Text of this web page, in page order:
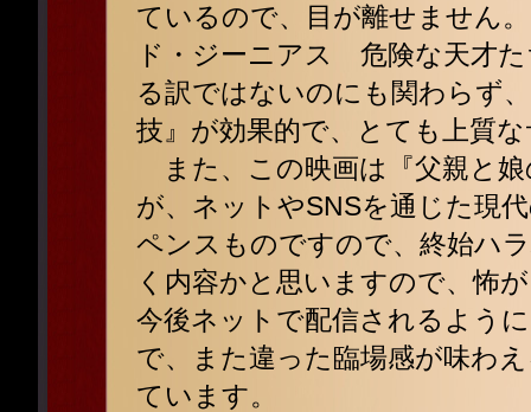
ているので、目が離せません
ド・ジーニアス 危険な天才
る訳ではないのにも関わらず
技』が効果的で、とても上質
また、この映画は『父親と
が、ネットやSNSを通じた現
ペンスものですので、終始ハ
く内容かと思いますので、怖
今後ネットで配信されるよう
で、また違った臨場感が味わ
ています。